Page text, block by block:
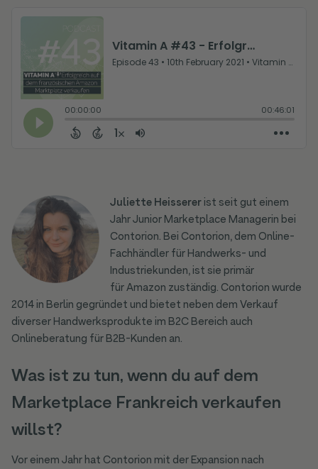
Juliette Heissererist seit gut einem
Jahr Junior Marketplace Managerin bei
Contorion. Bei Contorion, dem Online-
Fachhändler für Handwerks- und
Industriekunden, ist sie primär
für Amazon zuständig. Contorion wurde
2014 in Berlin gegründet und bietet neben dem Verkauf
diverser Handwerksprodukte im B2C Bereich auch
Onlineberatung für B2B-Kunden an.
Was ist zu tun, wenn du auf dem
Marketplace Frankreich verkaufen
willst?
Vor einem Jahr hat Contorion mit der Expansion nach